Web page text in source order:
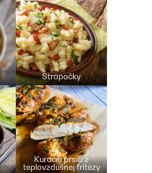
Strapačky
Kuracie prsia z
teplovzdušnej fritézy